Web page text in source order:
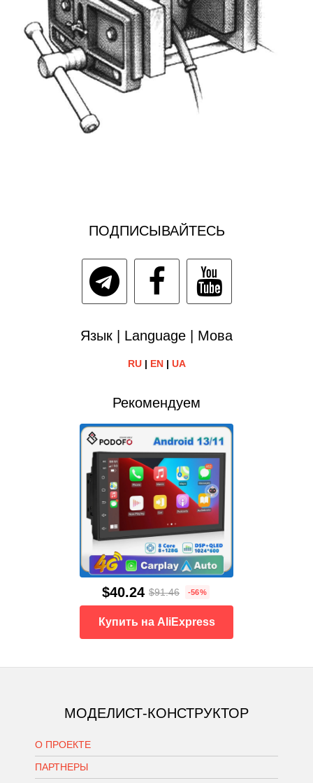
ПОДПИСЫВАЙТЕСЬ
Язык | Language | Мова
RU| EN| UA
Рекомендуем
$40.24 $91.46 -56%
Купить на AliExpress
МОДЕЛИСТ-КОНСТРУКТОР
О ПРОЕКТЕ
ПАРТНЕРЫ